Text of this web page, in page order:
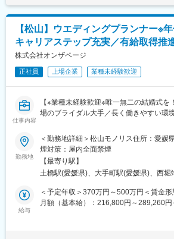
■働きやすさ
年間休日122日、残業平均15時間と非常
営業は土日がメインになることが多いで
時間を遅くするなど柔軟性が高いです。
■当社について
IBJは、さまざまな婚活サービスとライフ
し、
会員数約9万人以上・成婚人数16,398人
も多くの結婚カップルを生み出している
■ポジションの魅力：
「お客様第一」の文化が根付いており、
る体験を届ける姿勢を大切にしています
て、お客様に深く寄り添い、一生に一度
りがいを感じられる環境です。
■採用メッセージ：
あなたの「本気」が、誰かの、そして自
今日から始まるのは、まだ誰も読んだこ
この『最初の1ページ』をともに書き上
自らを変えていこうとするひたむきな成
気が、誰かの人生を、そしてあなた自身
んな瞬間を、私たちはこの場所で、何度
最高に輝く人生の１ページを、ここから
■働く環境：
・年間休日120日／月9日休み
を通じて上下する可能性があります。月
た表記です。
【松山】ウエディングプランナー※
キャリアステップ充実／有給取得推
株式会社オンザページ
正社員 上場企業 業種未経験歓迎
仕事内容
【※業種未経験歓迎※唯一無二の結婚式
場のブライダル大手／長く働きやすい環
■仕事内容：
ウエディングプランナーとして、おふた
る唯一無二の挙式をプロデュースします
せ、当日まで一貫して担当できるため、
寄り添えることが特徴です。
勤務地
＜勤務地詳細＞松山モノリス住所：愛媛
煙対策：屋内全面禁煙
【最寄り駅】
土橋駅(愛媛県)、大手町駅(愛媛県)、西堀
給与
＜予定年収＞370万円～500万円＜賃金
月額（基本給）：216,800円～289,260円